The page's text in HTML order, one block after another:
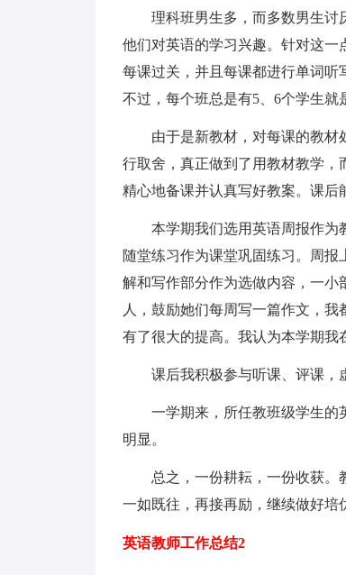
理科班男生多，而多数男生讨厌
他们对英语的学习兴趣。针对这一
每课过关，并且每课都进行单词听
不过，每个班总是有5、6个学生就
由于是新教材，对每课的教材
行取舍，真正做到了用教材教学，
精心地备课并认真写好教案。课后
本学期我们选用英语周报作为
随堂练习作为课堂巩固练习。周
解和写作部分作为选做内容，一小
人，鼓励她们每周写一篇作文，
有了很大的提高。我认为本学期我
课后我积极参与听课、评课，虚
一学期来，所任教班级学生的
明显。
总之，一份耕耘，一份收获。教
一如既往，再接再励，继续做好培
英语教师工作总结2